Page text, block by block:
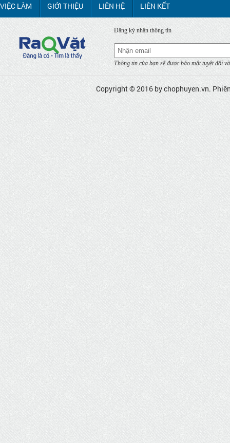
VIỆC LÀM GIỚI THIỆU LIÊN HỆ LIÊN KẾT
Đăng ký nhận thông tin
Thông tin của bạn sẽ được bảo mật tuyệt đối
Copyright © 2016 bychophuyen.vn.